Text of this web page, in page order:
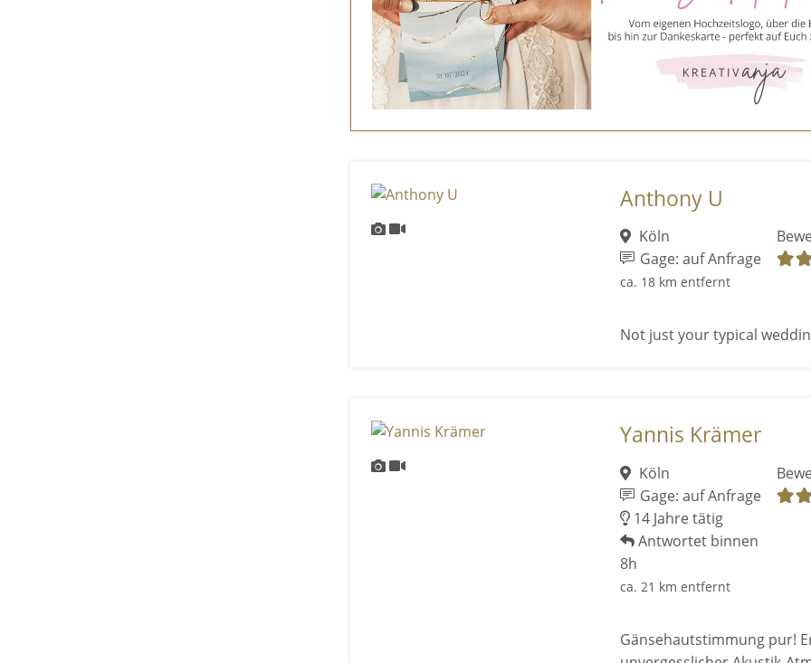
Anthony U
Köln
Gage: auf Anfrage
ca. 18 km entfernt
Not just your typical
Yannis Krämer
Köln
Gage: auf Anfrage
14 Jahre tätig
Antwortet binnen
8h
ca. 21 km entfernt
Gänsehautstimmung pur!